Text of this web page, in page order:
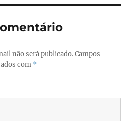
não será publicado. Campos
com *